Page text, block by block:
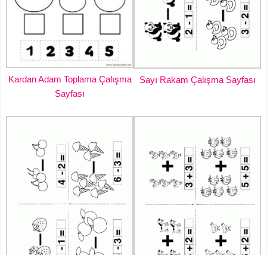
Kardan Adam Toplama Çalışma
Sayfası
Sayı Rakam Çalışma Sayfası